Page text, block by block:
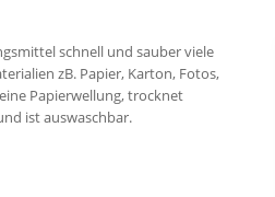
schnell und sauber viele
zB. Papier, Karton, Fotos,
Papierwellung, trocknet
ist auswaschbar.